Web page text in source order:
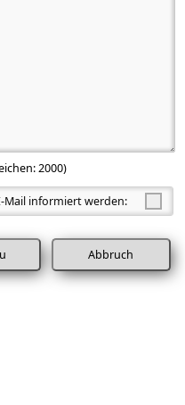
2000)
Mail informiert werden:
Abbruch